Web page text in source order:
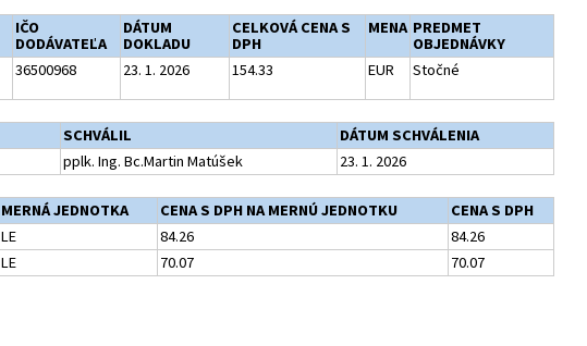
IČO
DODÁVATEĽA
DÁTUM
DOKLADU
CELKOVÁ CENA S
DPH
MENA PREDMET
OBJEDNÁVKY
36500968 23. 1. 2026 154.33 EUR Stočné
SCHVÁLIL
DÁTUM SCHVÁLENIA
pplk. Ing. Bc.Martin Matúšek 23. 1. 2026
MERNÁ JEDNOTKA CENA S DPH NA MERNÚ JEDNOTKU
CENA S DPH
LE 84.26
84.26
LE 70.07 70.07